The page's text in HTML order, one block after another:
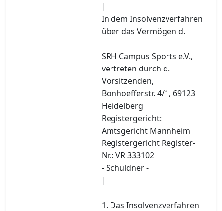
|
In dem Insolvenzverfahren
über das Vermögen d.
SRH Campus Sports e.V.,
vertreten durch d.
Vorsitzenden,
Bonhoefferstr. 4/1, 69123
Heidelberg
Registergericht:
Amtsgericht Mannheim
Registergericht Register-
Nr.: VR 333102
- Schuldner -
|
1. Das Insolvenzverfahren